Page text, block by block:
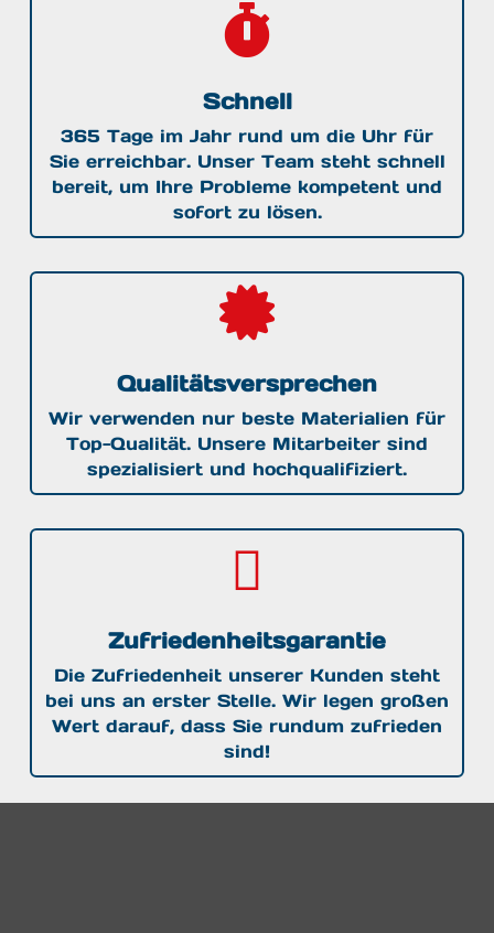

Schnell
365 Tage im Jahr rund um die Uhr für
Sie erreichbar. Unser Team steht schnell
bereit, um Ihre Probleme kompetent und
sofort zu lösen.

Qualitätsversprechen
Wir verwenden nur beste Materialien für
Top-Qualität. Unsere Mitarbeiter sind
spezialisiert und hochqualifiziert.

Zufriedenheitsgarantie
Die Zufriedenheit unserer Kunden steht
bei uns an erster Stelle. Wir legen großen
Wert darauf, dass Sie rundum zufrieden
sind!